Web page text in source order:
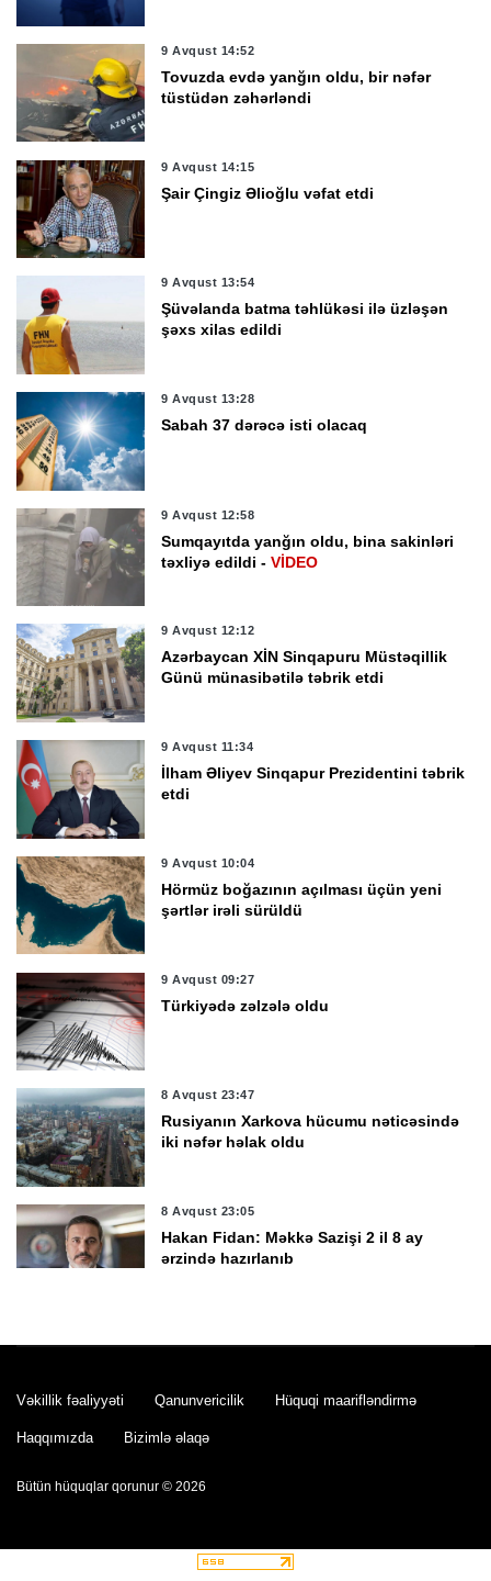
9 Avqust 14:52
Tovuzda evdə yanğın oldu, bir nəfər
tüstüdən zəhərləndi
9 Avqust 14:15
Şair Çingiz Əlioğlu vəfat etdi
9 Avqust 13:54
Şüvəlanda batma təhlükəsi ilə üzləşən
şəxs xilas edildi
9 Avqust 13:28
Sabah 37 dərəcə isti olacaq
9 Avqust 12:58
Sumqayıtda yanğın oldu, bina sakinləri
təxliyə edildi -VİDEO
9 Avqust 12:12
Azərbaycan XİN Sinqapuru Müstəqillik
Günü münasibətilə təbrik etdi
9 Avqust 11:34
İlham Əliyev Sinqapur Prezidentini təbrik
etdi
9 Avqust 10:04
Hörmüz boğazının açılması üçün yeni
şərtlər irəli sürüldü
9 Avqust 09:27
Türkiyədə zəlzələ oldu
8 Avqust 23:47
Rusiyanın Xarkova hücumu nəticəsində
iki nəfər həlak oldu
8 Avqust 23:05
Hakan Fidan: Məkkə Sazişi 2 il 8 ay
ərzində hazırlanıb
8 Avqust 22:04
Ukraynaya göndərməyə hazırlaşır
8 Avqust 21:26
Vəkillik fəaliyyəti Qanunvericilik Hüquqi maarifləndirmə
Haqqımızda Bizimlə əlaqə
Bütün hüquqlar qorunur © 2026